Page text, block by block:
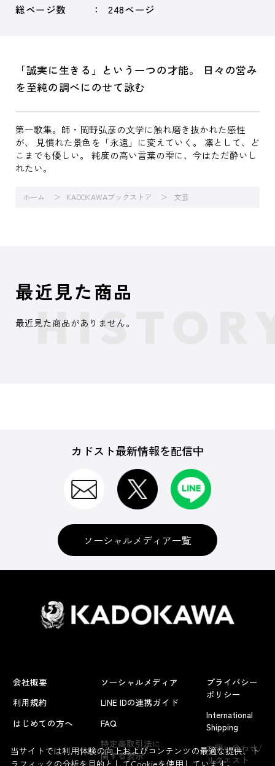
総ページ数 248ページ
「誠実に生きる」という一つの才能。 日々の営み
を至純の調べにのせて詠む
第一歌集。師・岡野弘彦の文学に触れ磨き抜かれた感性
が、 見慣れた景色を「永遠」に変えていく。 凛として、ど
こまでも優しい。 純度の高い言葉の雫に、今はただ酔いし
れたい。
ホーム KADOKAWAブックストア 文芸
よくあるお問い合わせ
最近見た商品
最近見た商品がありません。
カドスト最新情報を配信中
ソーシャルメディア一覧
会社概要
利用規約
はじめての方へ
ソーシャルメディア
LINE IDの連携ガイド
FAQ
特定商取引法に
関する表示
プライバシー
ポリシー
International
Shipping
お問い合わせ/
リクエスト
当サイトでは利用体験の向上およびコンテンツの最適な提供、ト